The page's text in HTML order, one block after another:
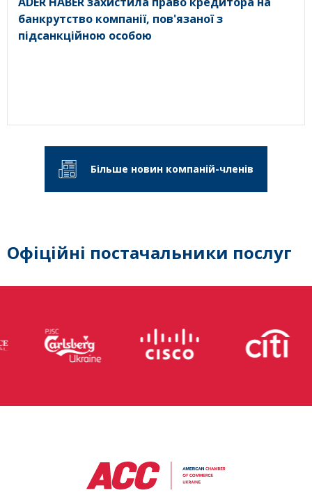
банкрутство компанії, пов'язаної з
підсанкційною особою
Більше новин компаній-членів
Офіційні постачальники послуг